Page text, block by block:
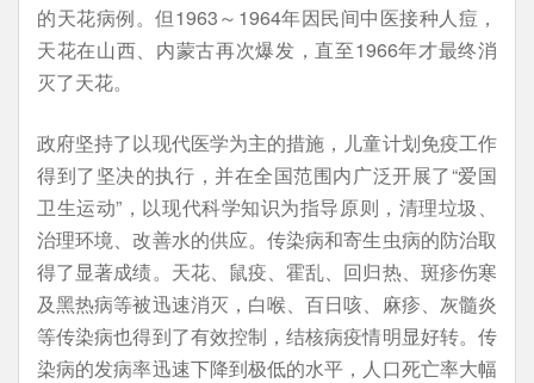
的天花病例。但1963～1964年因民间中医接种人痘，
天花在山西、内蒙古再次爆发，直至1966年才最终消
灭了天花。
政府坚持了以现代医学为主的措施，儿童计划免疫工作
得到了坚决的执行，并在全国范围内广泛开展了“爱国
卫生运动”，以现代科学知识为指导原则，清理垃圾、
治理环境、改善水的供应。传染病和寄生虫病的防治取
得了显著成绩。天花、鼠疫、霍乱、回归热、斑疹伤寒
及黑热病等被迅速消灭，白喉、百日咳、麻疹、灰髓炎
等传染病也得到了有效控制，结核病疫情明显好转。传
染病的发病率迅速下降到极低的水平，人口死亡率大幅